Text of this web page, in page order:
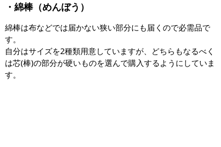
・綿棒（めんぼう）
綿棒は布などでは届かない狭い部分にも届くので必需品で
す。
自分はサイズを2種類用意していますが、どちらもなるべく
は芯(棒)の部分が硬いものを選んで購入するようにしていま
す。